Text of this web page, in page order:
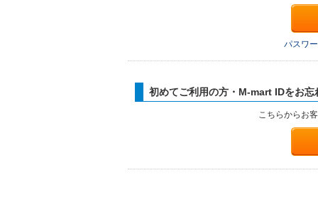
パスワ
初めてご利用の方・M-mart IDをお忘
こちらからお